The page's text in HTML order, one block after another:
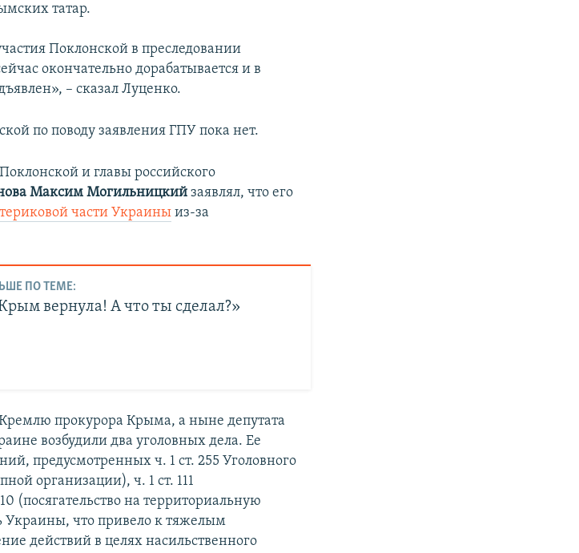
татар.
Поклонской в преследовании
окончательно дорабатывается и в
– сказал Луценко.
по поводу заявления ГПУ пока нет.
и главы российского
Максим Могильницкий заявлял, что его
части Украины из-за
ПО ТЕМЕ:
вернула! А что ты сделал?»
прокурора Крыма, а ныне депутата
возбудили два уголовных дела. Ее
предусмотренных ч. 1 ст. 255 Уголовного
организации), ч. 1 ст. 111
(посягательство на территориальную
Украины, что привело к тяжелым
действий в целях насильственного